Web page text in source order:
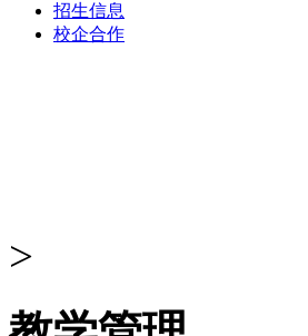
招生信息
校企合作
>